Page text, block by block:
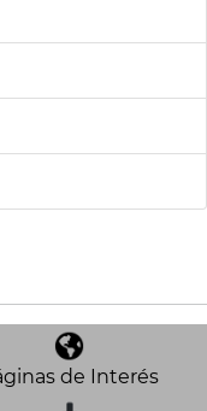
de Interés